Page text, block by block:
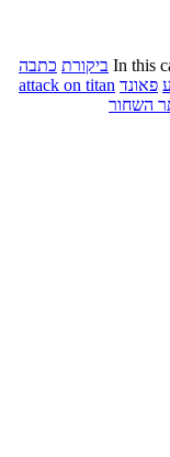
In this ביקורת כתבה
פאונד attack on titan
השחור